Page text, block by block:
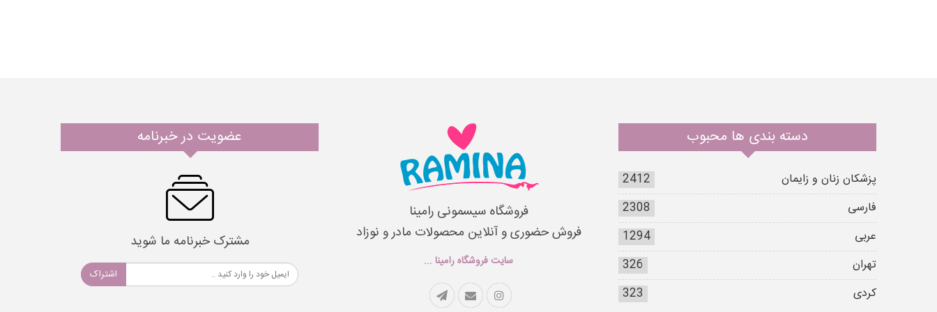
دسته بندی ها محبوب
پزشکان زنان و زایمان
2412
فارسی
2308
عربی
1294
تهران
326
کردی
323
فروشگاه سیسمونی رامینا
فروش حضوری و آنلاین محصولات مادر و نوزاد
سایت فروشگاه رامینا ...
عضویت در خبرنامه
مشترک خبرنامه ما شوید
اشتراک